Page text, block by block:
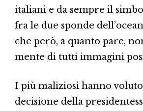
italiani e da sempre il
fra le due sponde
che però, a quanto pare,
mente di tutti immagini
I più maliziosi hanno
decisione della